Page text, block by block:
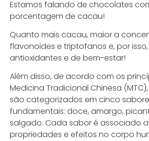
Estamos falando de chocolates
porcentagem de cacau!
Quanto mais cacau, maior a
flavonoides e triptofanos e, por
antioxidantes e de bem-estar!
Além disso, de acordo com os
Medicina Tradicional Chinesa
são categorizados em cinco
fundamentais: doce, amargo,
salgado. Cada sabor é associado
propriedades e efeitos no corpo